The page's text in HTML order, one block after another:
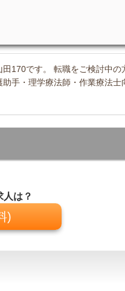
170です。 転職をご検討中の
手・理学療法師・作業療法士
人は？
)